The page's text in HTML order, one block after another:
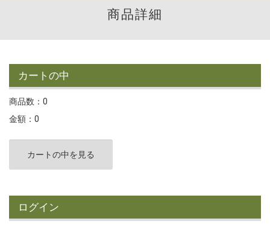
商品詳細
カートの中
商品数：0
金額：0
カートの中を見る
ログイン